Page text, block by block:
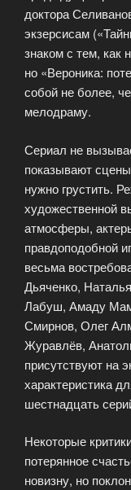
доктора
экзерсисам
знаком с тем, как
но «Вероника:
собой не более,
мелодраму.
Сериал не
показывают
нужно грустить.
художественной
атмосферы,
правдоподобной
весьма
Дьяченко,
Лабуш, Амаду
Смирнов, Олег
Журавлёв,
присутствуют на
характеристика
шестнадцать
Некоторые
потерянное
новизну, но